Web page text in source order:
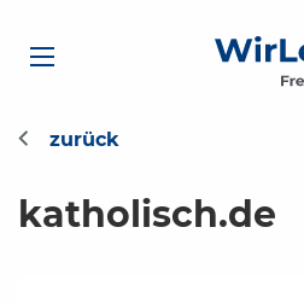
katholisch.de